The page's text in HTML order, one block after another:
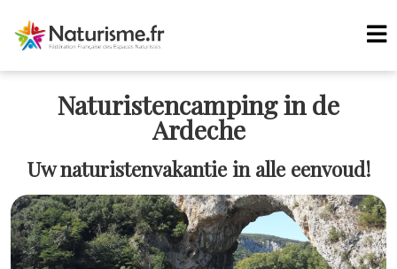
Naturistencamping in de
Ardeche
Uw naturistenvakantie in alle eenvoud!